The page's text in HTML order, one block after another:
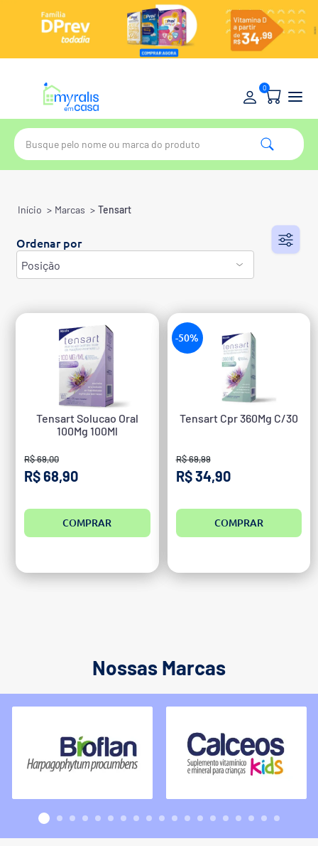
0
Início > Marcas > Tensart
Ordenar por
Tensart Solucao Oral
100Mg 100Ml
R$ 69,00
R$ 68,90
COMPRAR
-50%
Tensart Cpr 360Mg C/30
R$ 69,99
R$ 34,90
COMPRAR
Nossas Marcas